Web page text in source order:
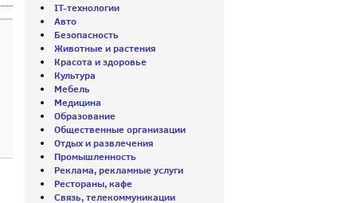
IT-технологии
Авто
Безопасность
Животные и растения
Красота и здоровье
Культура
Мебель
Медицина
Образование
Общественные организации
Отдых и развлечения
Промышленность
Реклама, рекламные услуги
Рестораны, кафе
Связь, телекоммуникации